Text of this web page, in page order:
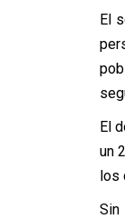
El
El
un
los
Sin